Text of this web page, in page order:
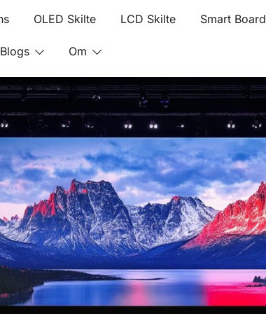
LCD/E-paper digitale skilte
OLED Skilte LCD Skilte Smart Board
Blogs Om